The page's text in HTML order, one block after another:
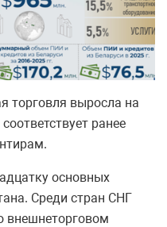
торговля выросла на
ранее
основных
Среди стран СНГ
внешнеторговом